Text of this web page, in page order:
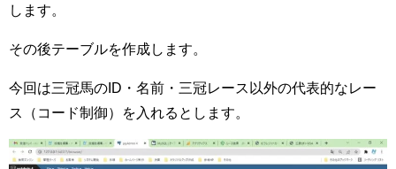
します。
その後テーブルを作成します。
今回は三冠馬のID・名前・三冠レース以外の代表的なレー
ス（コード制御）を入れるとします。